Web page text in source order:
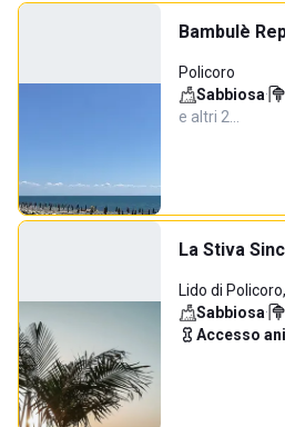
Bambulè
Policoro
Sabbiosa·
e altri 2…
La Stiva
Lido di
Sabbiosa·
Accesso